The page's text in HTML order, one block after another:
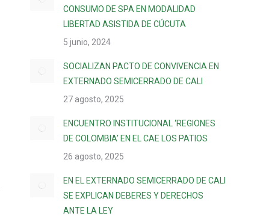
CONSUMO DE SPA EN MODALIDAD
LIBERTAD ASISTIDA DE CÚCUTA
5 junio, 2024
SOCIALIZAN PACTO DE CONVIVENCIA EN
EXTERNADO SEMICERRADO DE CALI
27 agosto, 2025
ENCUENTRO INSTITUCIONAL ‘REGIONES
DE COLOMBIA’ EN EL CAE LOS PATIOS
26 agosto, 2025
EN EL EXTERNADO SEMICERRADO DE CALI
SE EXPLICAN DEBERES Y DERECHOS
ANTE LA LEY